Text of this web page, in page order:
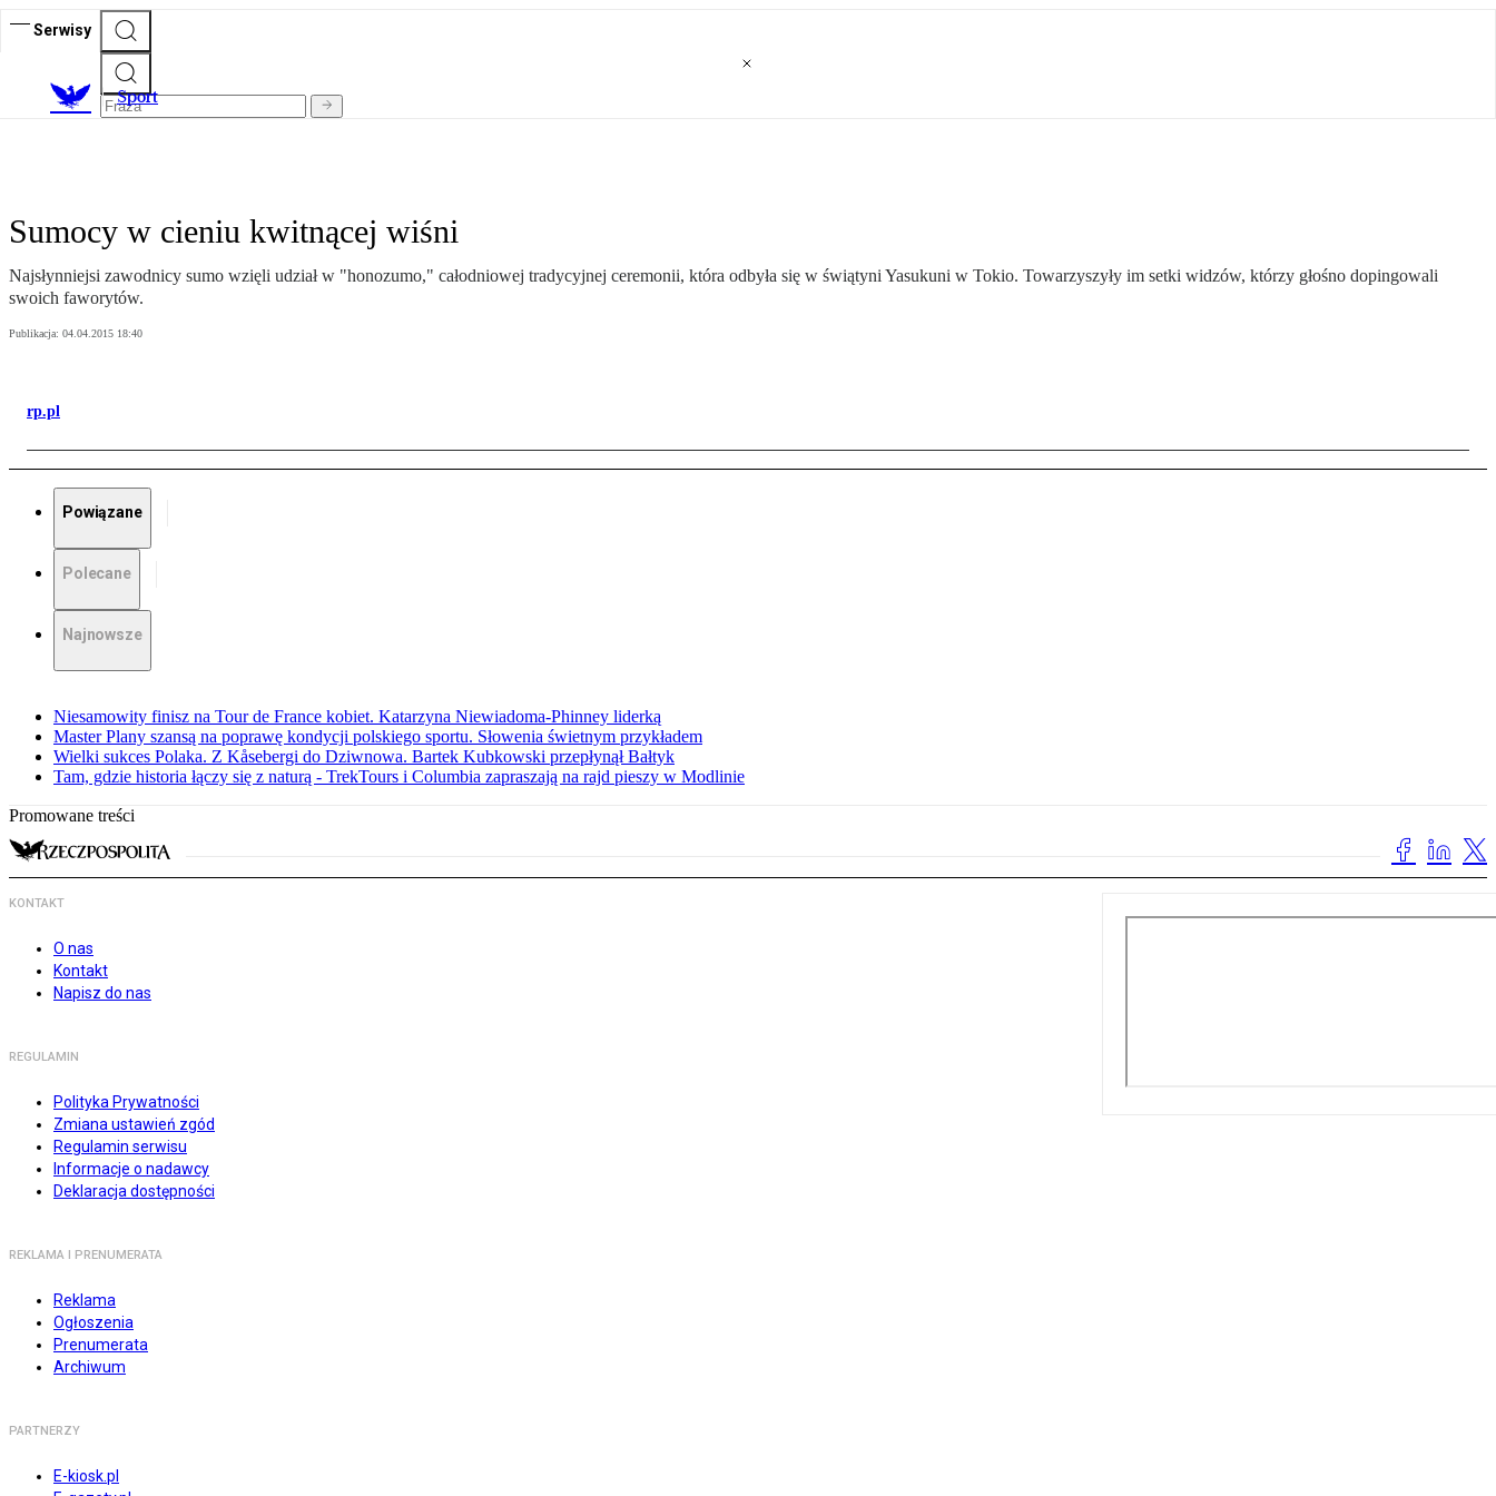
Serwisy
Sport
Sumocy w cieniu kwitnącej wiśni
Najsłynniejsi zawodnicy sumo wzięli udział w "honozumo," całodniowej tradycyjnej ceremonii, która odbyła się w świątyni Yasukuni w Tokio. Towarzyszyły im setki widzów, którzy głośno dopingowali
swoich faworytów.
Publikacja: 04.04.2015 18:40
rp.pl
Powiązane
Polecane
Najnowsze
Niesamowity finisz na Tour de France kobiet. Katarzyna Niewiadoma-Phinney liderką
Master Plany szansą na poprawę kondycji polskiego sportu. Słowenia świetnym przykładem
Wielki sukces Polaka. Z Kåsebergi do Dziwnowa. Bartek Kubkowski przepłynął Bałtyk
Tam, gdzie historia łączy się z naturą - TrekTours i Columbia zapraszają na rajd pieszy w Modlinie
Promowane treści
KONTAKT
O nas
Kontakt
Napisz do nas
REGULAMIN
Polityka Prywatności
Zmiana ustawień zgód
Regulamin serwisu
Informacje o nadawcy
Deklaracja dostępności
REKLAMA I PRENUMERATA
Reklama
Ogłoszenia
Prenumerata
Archiwum
PARTNERZY
E-kiosk.pl